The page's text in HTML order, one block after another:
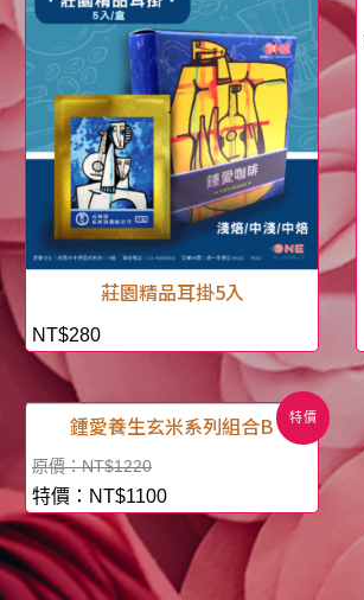
莊園精品耳掛5入
NT$280
特價
鍾愛養生玄米系列組合B
NT$1220
NT$1100